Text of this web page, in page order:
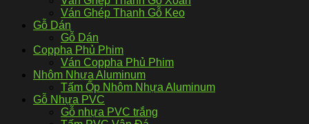
Ván Ghép Thanh Gỗ Keo
Gỗ Dán
Gỗ Dán
Coppha Phủ Phim
Ván Coppha Phủ Phim
Nhôm Nhựa Aluminum
Tấm Ốp Nhôm Nhựa Aluminum
Gỗ Nhựa PVC
Gỗ nhựa PVC trắng